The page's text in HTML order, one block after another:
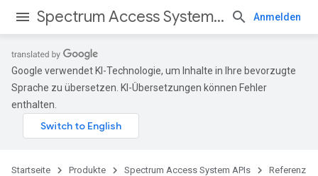
Spectrum Access System APIs Anmelden
Google verwendet KI-Technologie, um Inhalte in Ihre bevorzugte
Sprache zu übersetzen. KI-Übersetzungen können Fehler
enthalten.
Startseite Produkte Spectrum Access System APIs Referenz